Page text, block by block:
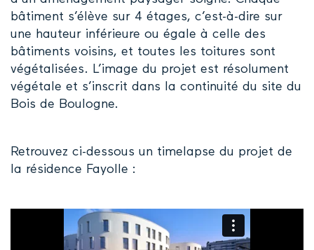
bâtiment s’élève sur 4 étages, c’est-à-dire sur
une hauteur inférieure ou égale à celle des
bâtiments voisins, et toutes les toitures sont
végétalisées. L’image du projet est résolument
végétale et s’inscrit dans la continuité du site du
Bois de Boulogne.
Retrouvez ci-dessous un timelapse du projet de
la résidence Fayolle :